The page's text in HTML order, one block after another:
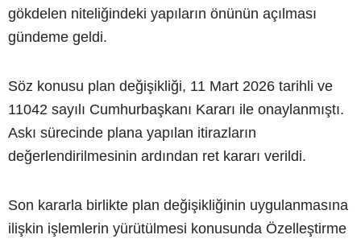
gökdelen niteliğindeki yapıların önünün açılması
gündeme geldi.
Söz konusu plan değişikliği, 11 Mart 2026 tarihli ve
11042 sayılı Cumhurbaşkanı Kararı ile onaylanmıştı.
Askı sürecinde plana yapılan itirazların
değerlendirilmesinin ardından ret kararı verildi.
Son kararla birlikte plan değişikliğinin uygulanmasına
ilişkin işlemlerin yürütülmesi konusunda Özelleştirme